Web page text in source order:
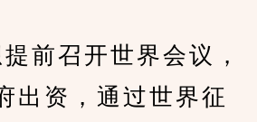
召开世界会议，
出资，通过世界征